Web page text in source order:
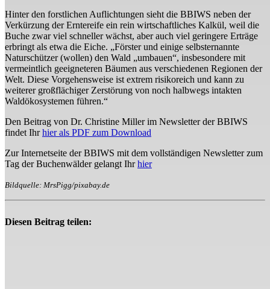
Hinter den forstlichen Auflichtungen sieht die BBIWS neben der
Verkürzung der Erntereife ein rein wirtschaftliches Kalkül, weil die
Buche zwar viel schneller wächst, aber auch viel geringere Erträge
erbringt als etwa die Eiche. „Förster und einige selbsternannte
Naturschützer (wollen) den Wald „umbauen“, insbesondere mit
vermeintlich geeigneteren Bäumen aus verschiedenen Regionen der
Welt. Diese Vorgehensweise ist extrem risikoreich und kann zu
weiterer großflächiger Zerstörung von noch halbwegs intakten
Waldökosystemen führen.“
Den Beitrag von Dr. Christine Miller im Newsletter der BBIWS
findet Ihrhier als PDF zum Download
Zur Internetseite der BBIWS mit dem vollständigen Newsletter zum
Tag der Buchenwälder gelangt Ihrhier
Bildquelle: MrsPigg/pixabay.de
Diesen Beitrag teilen: